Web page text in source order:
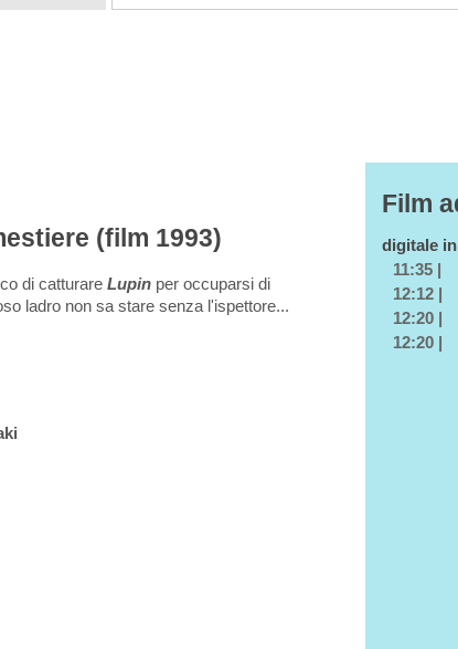
(film 1993)
di catturare Lupin per occuparsi di
ladro non sa stare senza l'ispettore...
Film
digitale
11:35 |
12:12 |
12:20 |
12:20 |